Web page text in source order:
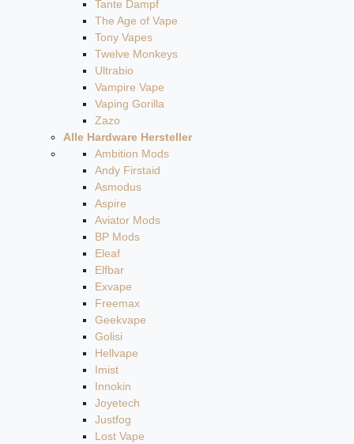
Tante Dampf
The Age of Vape
Tony Vapes
Twelve Monkeys
Ultrabio
Vampire Vape
Vaping Gorilla
Zazo
Alle Hardware Hersteller
Ambition Mods
Andy Firstaid
Asmodus
Aspire
Aviator Mods
BP Mods
Eleaf
Elfbar
Exvape
Freemax
Geekvape
Golisi
Hellvape
Imist
Innokin
Joyetech
Justfog
Lost Vape